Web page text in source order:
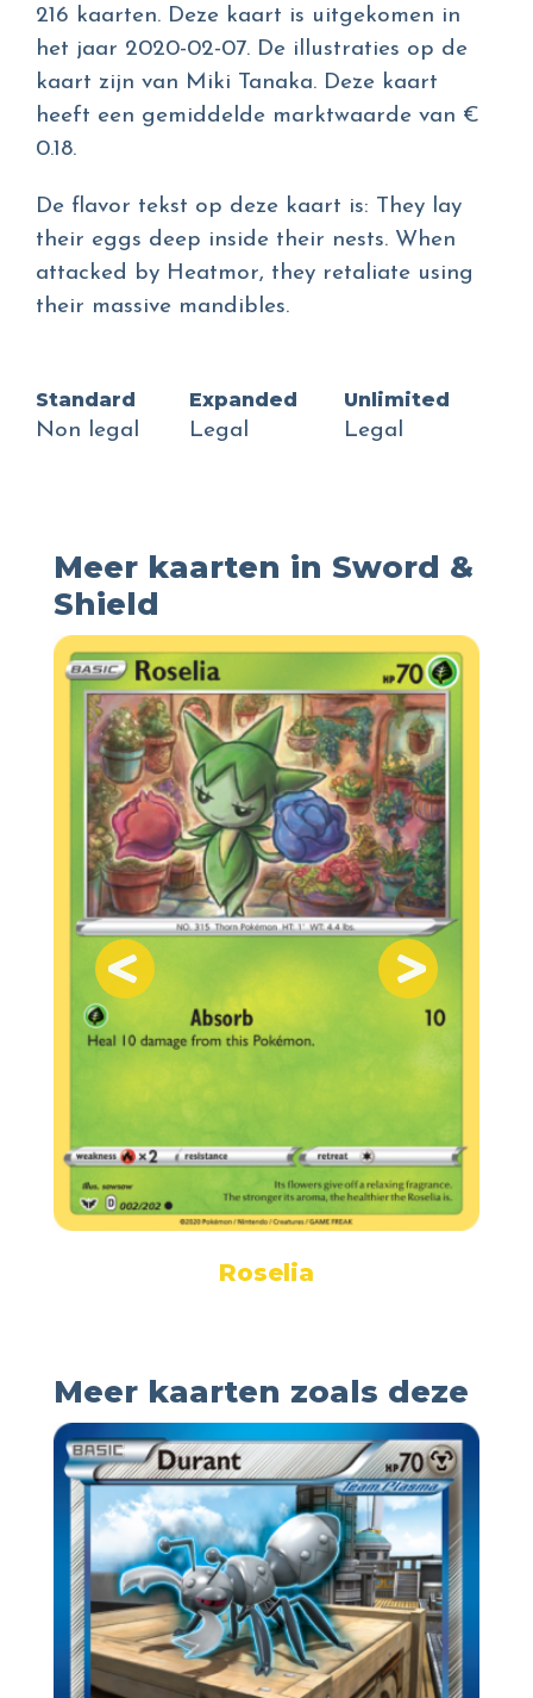
216 kaarten. Deze kaart is uitgekomen in
het jaar 2020-02-07. De illustraties op de
kaart zijn van Miki Tanaka. Deze kaart
heeft een gemiddelde marktwaarde van €
0.18.
De flavor tekst op deze kaart is: They lay
their eggs deep inside their nests. When
attacked by Heatmor, they retaliate using
their massive mandibles.
Standard
Non legal
Expanded
Legal
Unlimited
Legal
Meer kaarten in Sword &
Shield
Roselia
Meer kaarten zoals deze